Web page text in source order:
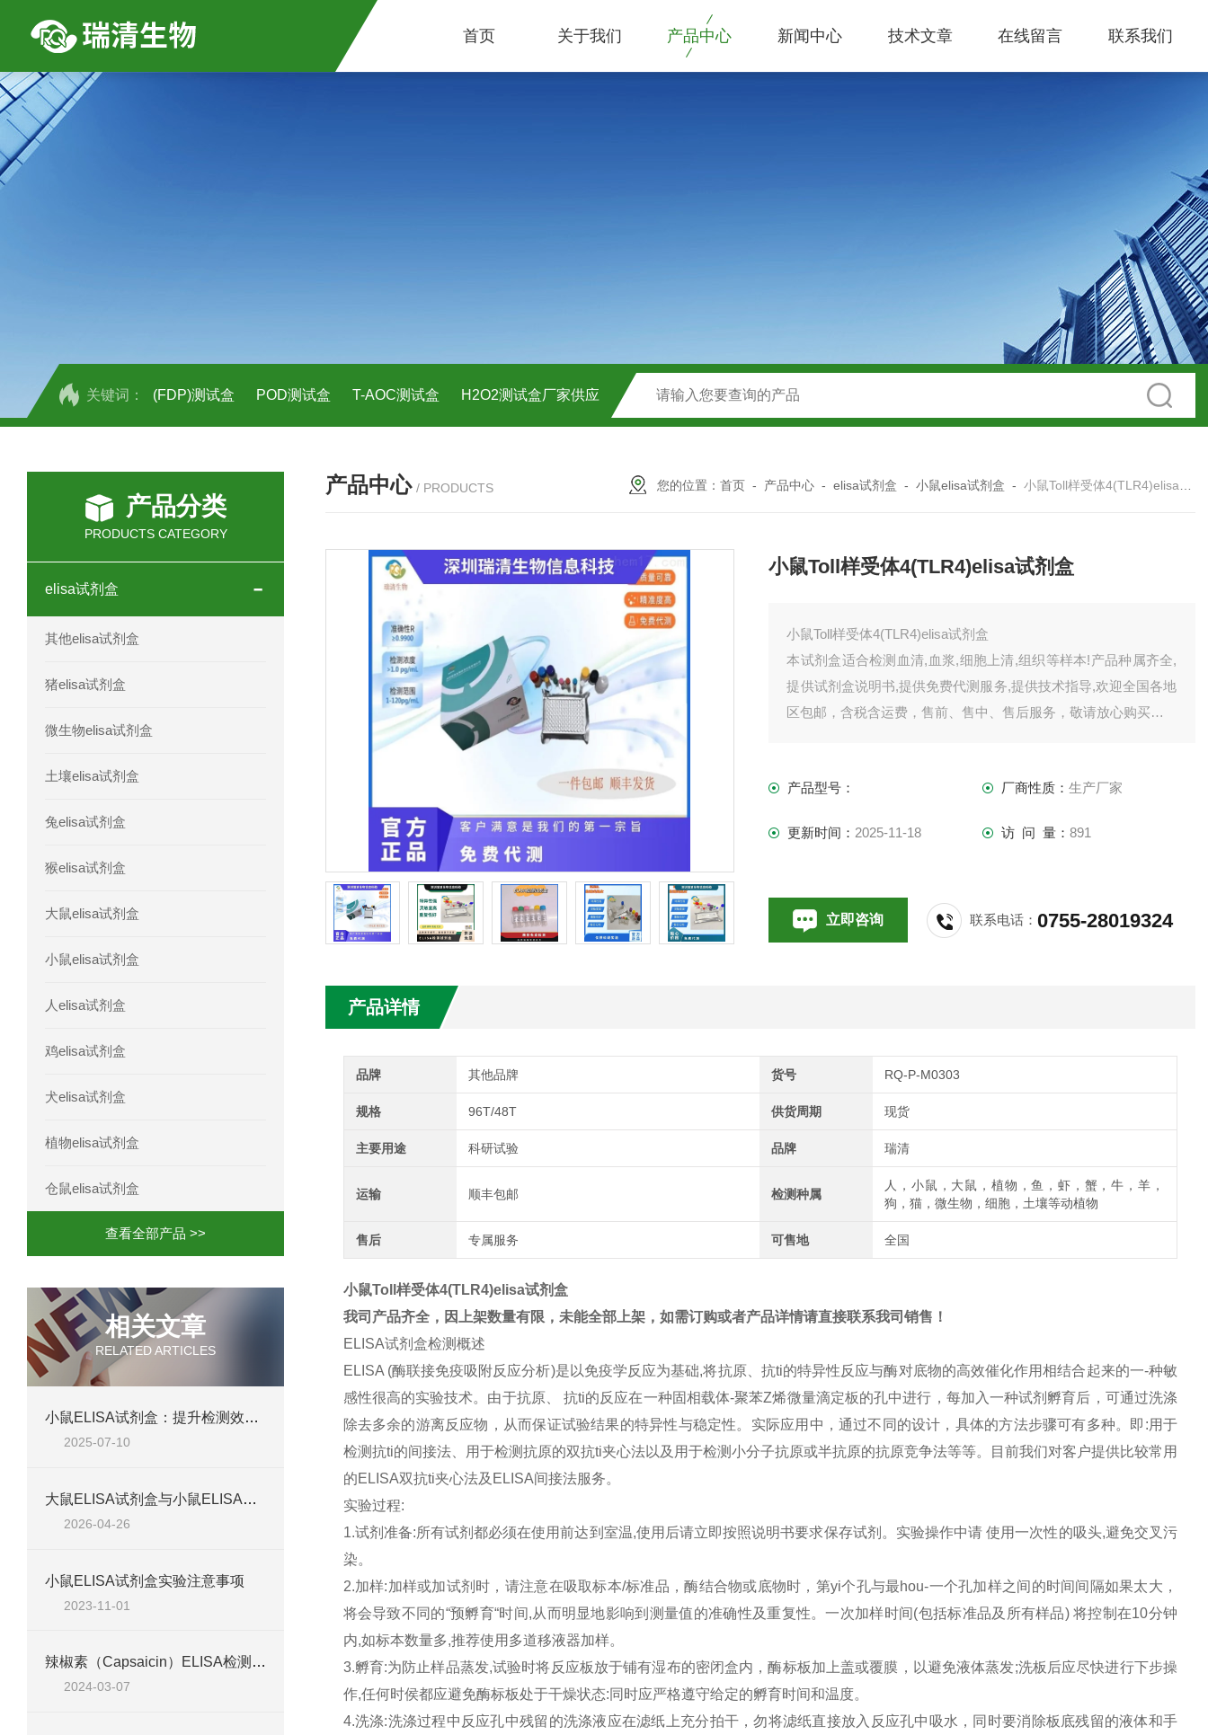
首页 关于我们 产品中心 新闻中心 技术文章 在线留言 联系我们
关键词： (FDP)测试盒 POD测试盒 T-AOC测试盒 H2O2测试盒厂家供应
人全式钴氨素2(HTSB2)elisa试剂盒现货
人鞘脂(SPH)elisa试剂盒现货速发
人抗卵巢抗体(Anti-OV Ab)elisa试剂盒现货
人蓝氏贾第虫(GL)elisa试剂盒厂家直销
人疱疹病毒-6型感染(HHV-6)elisa试剂盒
人囊尾蚴病抗体(CC Ab)elisa试剂盒免费代测
人髓系细胞触发受体-1(TREM-1)elisa试剂盒
产品分类
PRODUCTS CATEGORY
elisa试剂盒
其他elisa试剂盒
猪elisa试剂盒
微生物elisa试剂盒
土壤elisa试剂盒
兔elisa试剂盒
猴elisa试剂盒
大鼠elisa试剂盒
小鼠elisa试剂盒
人elisa试剂盒
鸡elisa试剂盒
犬elisa试剂盒
植物elisa试剂盒
仓鼠elisa试剂盒
查看全部产品 >>
相关文章
RELATED ARTICLES
小鼠ELISA试剂盒：提升检测效率与准确性的解决方案
2025-07-10
大鼠ELISA试剂盒与小鼠ELISA试剂盒对比：检测差异、适用物种及实验场景差异化分析
2026-04-26
小鼠ELISA试剂盒实验注意事项
2023-11-01
辣椒素（Capsaicin）ELISA检测试剂盒说明
2024-03-07
产品中心 / PRODUCTS 您的位置：首页 - 产品中心 -elisa试剂盒 -小鼠elisa试剂盒 -小鼠Toll样受体4(TLR4)elisa试剂盒
小鼠Toll样受体4(TLR4)elisa试剂盒
小鼠Toll样受体4(TLR4)elisa试剂盒
本试剂盒适合检测血清,血浆,细胞上清,组织等样本!产品种属齐全,
提供试剂盒说明书,提供免费代测服务,提供技术指导,欢迎全国各地
区包邮，含税含运费，售前、售中、售后服务，敬请放心购买。
产品型号：
厂商性质： 生产厂家
更新时间： 2025-11-18 访 问 量： 891
立即咨询 联系电话：0755-28019324
产品详情
品牌 其他品牌 货号 RQ-P-M0303
规格 96T/48T 供货周期 现货
主要用途 科研试验 品牌 瑞清
运输 顺丰包邮 检测种属
人，小鼠，大鼠，植物，鱼，虾，蟹，牛，羊，
狗，猫，微生物，细胞，土壤等动植物
售后 专属服务 可售地 全国
小鼠Toll样受体4(TLR4)elisa试剂盒
我司产品齐全，因上架数量有限，未能全部上架，如需订购或者产品详情请直接联系我司销售！
ELISA试剂盒检测概述
ELISA (酶联接免疫吸附反应分析)是以免疫学反应为基础,将抗原、抗ti的特异性反应与酶对底物的高效催化作用相结合起来的一-种敏
感性很高的实验技术。由于抗原、 抗ti的反应在一种固相载体-聚苯Z烯微量滴定板的孔中进行，每加入一种试剂孵育后，可通过洗涤
除去多余的游离反应物，从而保证试验结果的特异性与稳定性。实际应用中，通过不同的设计，具体的方法步骤可有多种。即:用于
检测抗ti的间接法、用于检测抗原的双抗ti夹心法以及用于检测小分子抗原或半抗原的抗原竞争法等等。目前我们对客户提供比较常用
的ELISA双抗ti夹心法及ELISA间接法服务。
实验过程:
1.试剂准备:所有试剂都必须在使用前达到室温,使用后请立即按照说明书要求保存试剂。实验操作中请 使用一次性的吸头,避免交叉污
染。
2.加样:加样或加试剂时，请注意在吸取标本/标准品，酶结合物或底物时，第yi个孔与最hou-一个孔加样之间的时间间隔如果太大，
将会导致不同的“预孵育“时间,从而明显地影响到测量值的准确性及重复性。一次加样时间(包括标准品及所有样品) 将控制在10分钟
内,如标本数量多,推荐使用多道移液器加样。
3.孵育:为防止样品蒸发,试验时将反应板放于铺有湿布的密闭盒内，酶标板加上盖或覆膜，以避免液体蒸发;洗板后应尽快进行下步操
作,任何时侯都应避免酶标板处于干燥状态:同时应严格遵守给定的孵育时间和温度。
4.洗涤:洗涤过程中反应孔中残留的洗涤液应在滤纸上充分拍干，勿将滤纸直接放入反应孔中吸水，同时要消除板底残留的液体和手